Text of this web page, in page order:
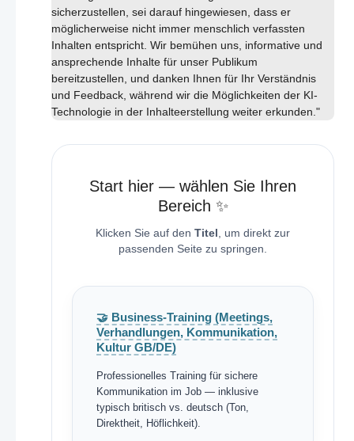
sicherzustellen, sei darauf hingewiesen, dass er
möglicherweise nicht immer menschlich verfassten
Inhalten entspricht. Wir bemühen uns, informative und
ansprechende Inhalte für unser Publikum
bereitzustellen, und danken Ihnen für Ihr Verständnis
und Feedback, während wir die Möglichkeiten der KI-
Technologie in der Inhalteerstellung weiter erkunden."
Start hier — wählen Sie Ihren
Bereich ✨
Klicken Sie auf den Titel , um direkt zur
passenden Seite zu springen.
🤝 Business-Training (Meetings,
Verhandlungen, Kommunikation,
Kultur GB/DE)
Professionelles Training für sichere
Kommunikation im Job — inklusive
typisch britisch vs. deutsch (Ton,
Direktheit, Höflichkeit).